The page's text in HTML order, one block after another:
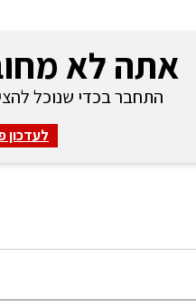
אתה לא
התחבר בכדי שנוכל
לעדכון